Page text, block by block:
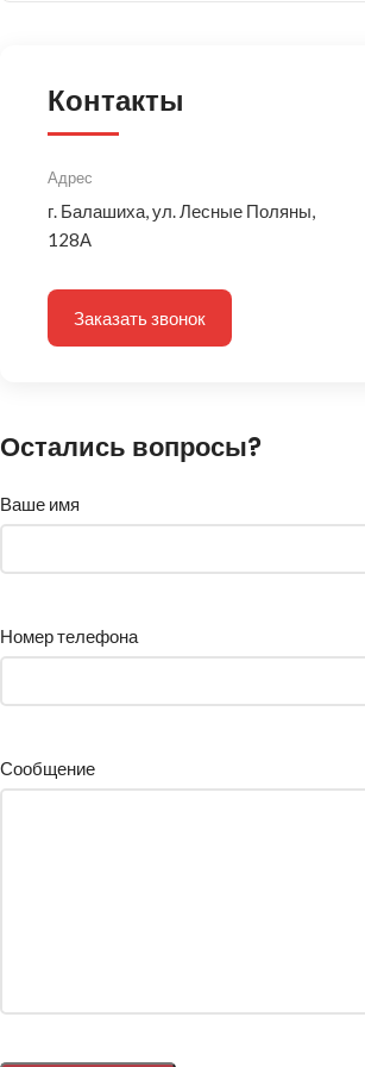
Контакты
Адрес
г. Балашиха, ул. Лесные Поляны,
128А
Заказать звонок
Остались вопросы?
Ваше имя
Номер телефона
Сообщение